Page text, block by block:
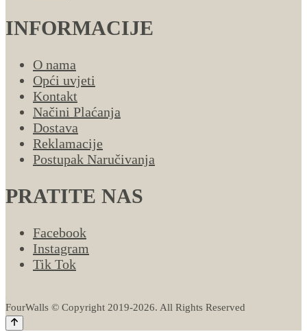
INFORMACIJE
O nama
Opći uvjeti
Kontakt
Načini Plaćanja
Dostava
Reklamacije
Postupak Naručivanja
PRATITE NAS
Facebook
Instagram
Tik Tok